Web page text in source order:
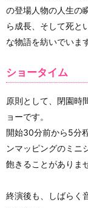
の登場人物の人生の
ら成長、そして死と
な物語を紡いでいま
ショータイム
原則として、閉園時
ョーです。
開始30分前から5分
ンマッピングのミニ
飽きることがありま
終演後も、しばらく